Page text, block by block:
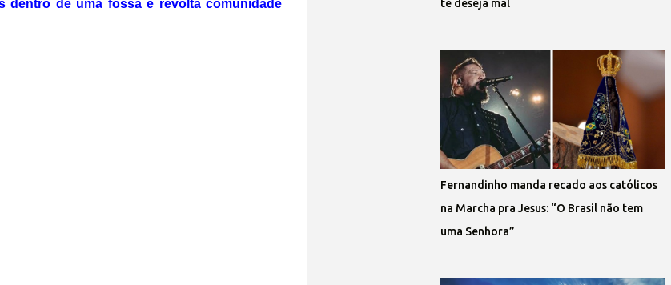
dentro de uma fossa e revolta comunidade
te deseja mal
Fernandinho manda recado aos católicos
na Marcha pra Jesus: “O Brasil não tem
uma Senhora”